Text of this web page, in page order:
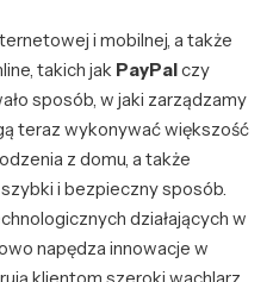
i mobilnej, a także
takich jak PayPalczy
sposób, w jaki zarządzamy
teraz wykonywać większość
z domu, a także
i bezpieczny sposób.
działających w
napędza innowacje w